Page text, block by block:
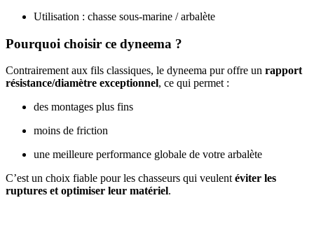
Utilisation : chasse sous-marine / arbalète
Pourquoi choisir ce dyneema ?
Contrairement aux fils classiques, le dyneema pur offre un rapport
résistance/diamètre exceptionnel, ce qui permet :
des montages plus fins
moins de friction
une meilleure performance globale de votre arbalète
C’est un choix fiable pour les chasseurs qui veulentéviter les
ruptures et optimiser leur matériel.